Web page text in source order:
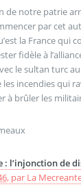
de notre patrie
par cet
la France qui
fidèle à
le sultan turc au
incendies qui
à brûler les
: l’injonction de
, par La